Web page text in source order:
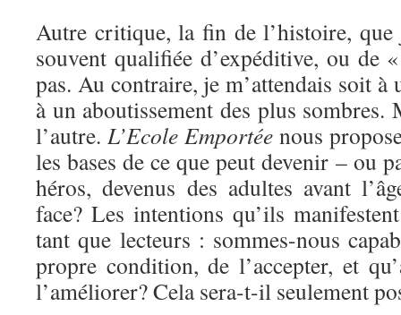
Autre critique, la fin de l’histoire, que
souvent qualifiée d’expéditive, ou de
pas. Au contraire, je m’attendais soit
à un aboutissement des plus sombres.
l’autre. L’Ecole Emportéenous
les bases de ce que peut devenir – ou
héros, devenus des adultes avant
face? Les intentions qu’ils
tant que lecteurs : sommes-nous
propre condition, de l’accepter, et
l’améliorer? Cela sera-t-il seulement